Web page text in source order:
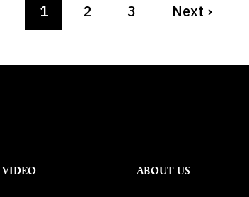
1 2 3 Next›
VIDEO ABOUT US